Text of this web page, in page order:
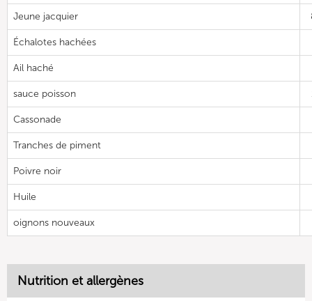
Jeune jacquier
Échalotes hachées
Ail haché
sauce poisson
Cassonade
Tranches de piment
Poivre noir
Huile
oignons nouveaux
Nutrition et allergènes